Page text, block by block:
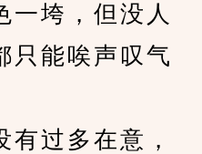
一垮，但没人
只能唉声叹气
过多在意，